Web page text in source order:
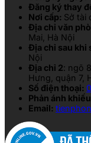
Đăng ký thay
Nơi cấp: Sở tài
Địa chỉ văn
Mai, Hà Nội
Địa chỉ sau khi
Nội
Địa chỉ 2: ngõ
Hưng, quận 7,
Số điện thoại:
Phản ánh
Email: